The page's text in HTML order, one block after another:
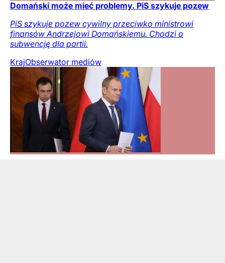
Domański może mieć problemy. PiS szykuje pozew
PiS szykuje pozew cywilny przeciwko ministrowi
finansów Andrzejowi Domańskiemu. Chodzi o
subwencję dla partii.
KrajObserwator mediów